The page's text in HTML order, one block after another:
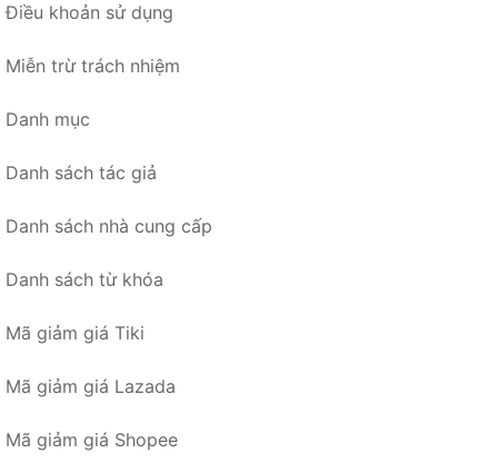
Điều khoản sử dụng
Miễn trừ trách nhiệm
Danh mục
Danh sách tác giả
Danh sách nhà cung cấp
Danh sách từ khóa
Mã giảm giá Tiki
Mã giảm giá Lazada
Mã giảm giá Shopee